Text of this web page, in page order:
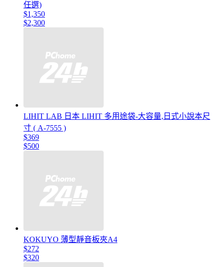
任選)
$1,350
$2,300
LIHIT LAB 日本 LIHIT 多用途袋-大容量,日式小說本尺
寸 ( A-7555 )
$369
$500
KOKUYO 薄型靜音板夾A4
$272
$320